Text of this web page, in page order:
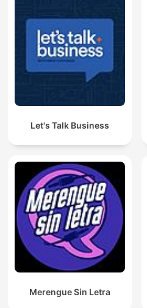
Let's Talk Business
Merengue Sin Letra